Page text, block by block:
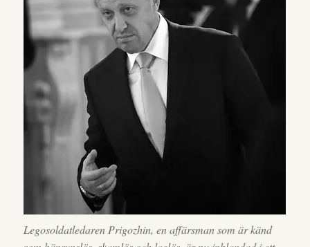
Legosoldatledaren Prigozhin, en affärsman som är känd